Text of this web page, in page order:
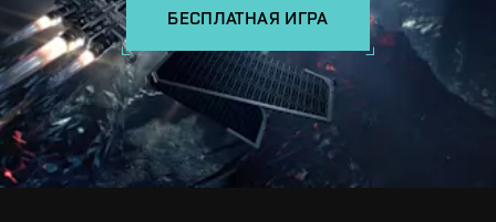
БЕСПЛАТНАЯ ИГРА